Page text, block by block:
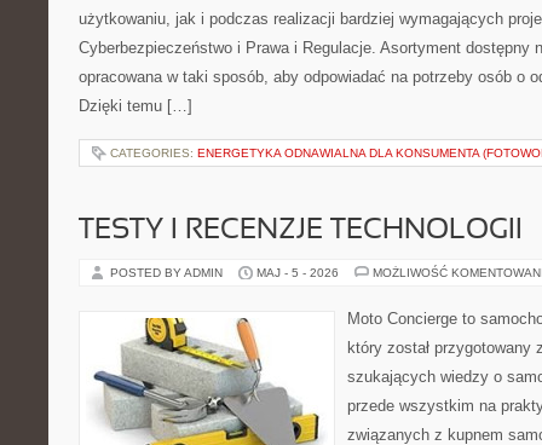
użytkowaniu, jak i podczas realizacji bardziej wymagających
Cyberbezpieczeństwo i Prawa i Regulacje. Asortyment dostępny
opracowana w taki sposób, aby odpowiadać na potrzeby osób o
Dzięki temu […]
CATEGORIES: ENERGETYKA ODNAWIALNA DLA KONSUMENTA
TESTY I RECENZJE TECHNOLOGII
POSTED BY ADMIN MAJ - 5 - 2026 MOŻLIWOŚĆ
Moto Concierge to
który został przygotowany
szukających wiedzy o
przede wszystkim na
związanych z kupnem